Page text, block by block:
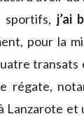
j’ai
pour la
régate,
Lanzarote et